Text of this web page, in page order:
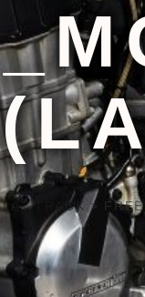
TRACK >